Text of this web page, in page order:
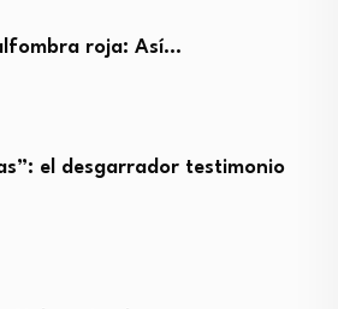
roja: Así…
el desgarrador testimonio